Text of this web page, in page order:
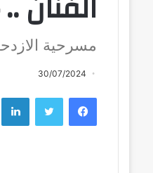
مسرحية
30/07/2024
فيسبوك تويتر